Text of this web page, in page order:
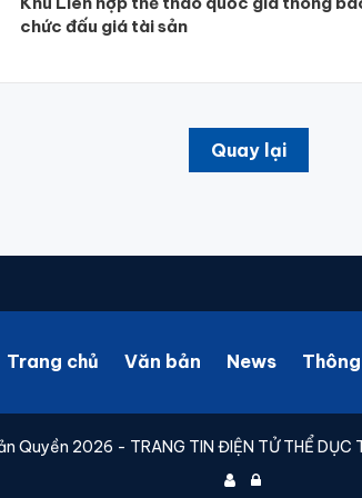
chức đấu giá tài sản
Quay lại
Trang chủ Văn bản News
Quyền 2026 - TRANG TIN ĐIỆN TỬ THỂ DỤC